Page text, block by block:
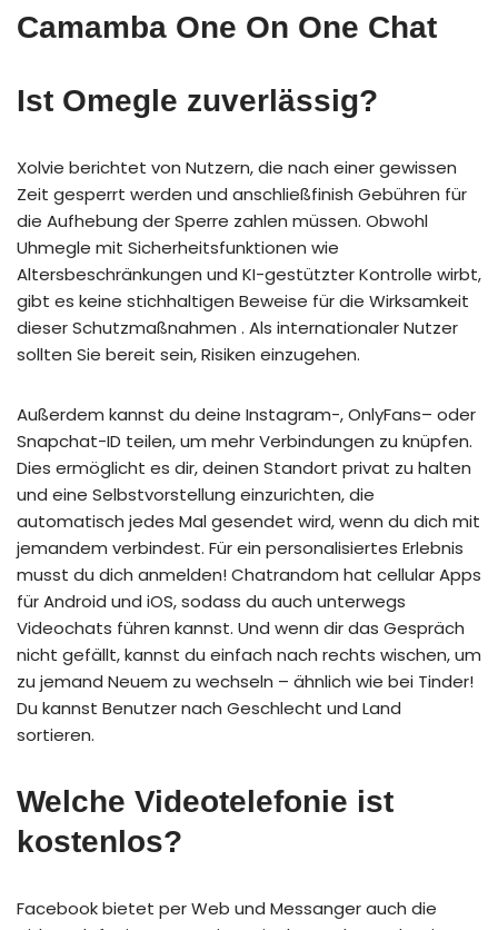
Camamba One On One Chat
Ist Omegle zuverlässig?
Xolvie berichtet von Nutzern, die nach einer gewissen
Zeit gesperrt werden und anschließfinish Gebühren für
die Aufhebung der Sperre zahlen müssen. Obwohl
Uhmegle mit Sicherheitsfunktionen wie
Altersbeschränkungen und KI-gestützter Kontrolle wirbt,
gibt es keine stichhaltigen Beweise für die Wirksamkeit
dieser Schutzmaßnahmen . Als internationaler Nutzer
sollten Sie bereit sein, Risiken einzugehen.
Außerdem kannst du deine Instagram-, OnlyFans– oder
Snapchat-ID teilen, um mehr Verbindungen zu knüpfen.
Dies ermöglicht es dir, deinen Standort privat zu halten
und eine Selbstvorstellung einzurichten, die
automatisch jedes Mal gesendet wird, wenn du dich mit
jemandem verbindest. Für ein personalisiertes Erlebnis
musst du dich anmelden! Chatrandom hat cellular Apps
für Android und iOS, sodass du auch unterwegs
Videochats führen kannst. Und wenn dir das Gespräch
nicht gefällt, kannst du einfach nach rechts wischen, um
zu jemand Neuem zu wechseln – ähnlich wie bei Tinder!
Du kannst Benutzer nach Geschlecht und Land
sortieren.
Welche Videotelefonie ist
kostenlos?
Facebook bietet per Web und Messanger auch die